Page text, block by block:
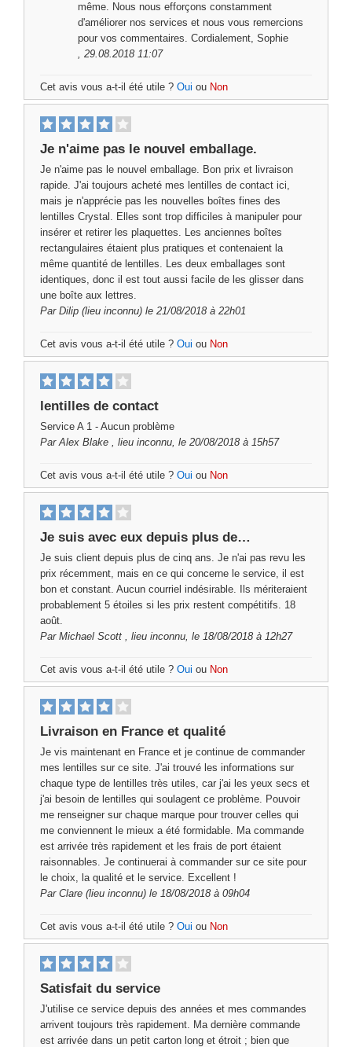
même. Nous nous efforçons constamment
d'améliorer nos services et nous vous remercions
pour vos commentaires. Cordialement, Sophie
, 29.08.2018 11:07
Cet avis vous a-t-il été utile ? Oui ou Non
Je n'aime pas le nouvel emballage.
Je n'aime pas le nouvel emballage. Bon prix et livraison
rapide. J'ai toujours acheté mes lentilles de contact ici,
mais je n'apprécie pas les nouvelles boîtes fines des
lentilles Crystal. Elles sont trop difficiles à manipuler pour
insérer et retirer les plaquettes. Les anciennes boîtes
rectangulaires étaient plus pratiques et contenaient la
même quantité de lentilles. Les deux emballages sont
identiques, donc il est tout aussi facile de les glisser dans
une boîte aux lettres.
Par Dilip (lieu inconnu) le 21/08/2018 à 22h01
Cet avis vous a-t-il été utile ? Oui ou Non
lentilles de contact
Service A 1 - Aucun problème
ParAlex Blake , lieu inconnu, le 20/08/2018 à 15h57
Cet avis vous a-t-il été utile ? Oui ou Non
Je suis avec eux depuis plus de…
Je suis client depuis plus de cinq ans. Je n'ai pas revu les
prix récemment, mais en ce qui concerne le service, il est
bon et constant. Aucun courriel indésirable. Ils mériteraient
probablement 5 étoiles si les prix restent compétitifs. 18
août.
Par Michael Scott , lieu inconnu, le 18/08/2018 à 12h27
Cet avis vous a-t-il été utile ? Oui ou Non
Livraison en France et qualité
Je vis maintenant en France et je continue de commander
mes lentilles sur ce site. J'ai trouvé les informations sur
chaque type de lentilles très utiles, car j'ai les yeux secs et
j'ai besoin de lentilles qui soulagent ce problème. Pouvoir
me renseigner sur chaque marque pour trouver celles qui
me conviennent le mieux a été formidable. Ma commande
est arrivée très rapidement et les frais de port étaient
raisonnables. Je continuerai à commander sur ce site pour
le choix, la qualité et le service. Excellent !
Par Clare (lieu inconnu) le 18/08/2018 à 09h04
Cet avis vous a-t-il été utile ? Oui ou Non
Satisfait du service
J'utilise ce service depuis des années et mes commandes
arrivent toujours très rapidement. Ma dernière commande
est arrivée dans un petit carton long et étroit ; bien que